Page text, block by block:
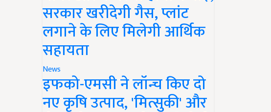
सरकार खरीदेगी गैस, प्लांट
लगाने के लिए मिलेगी आर्थिक
सहायता
News
इफको-एमसी ने लॉन्च किए दो
नए कृषि उत्पाद, 'मित्सुकी' और